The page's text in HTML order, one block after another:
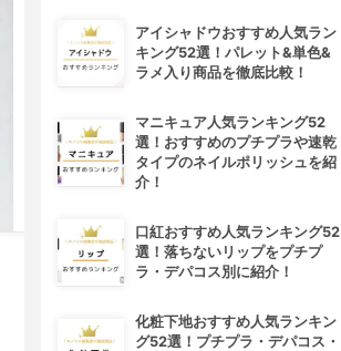
アイシャドウおすすめ人気ラン
キング52選！パレット&単色&
ラメ入り商品を徹底比較！
マニキュア人気ランキング52
選！おすすめのプチプラや速乾
タイプのネイルポリッシュを紹
介！
口紅おすすめ人気ランキング52
選！落ちないリップをプチプ
ラ・デパコス別に紹介！
化粧下地おすすめ人気ランキン
グ52選！プチプラ・デパコス・